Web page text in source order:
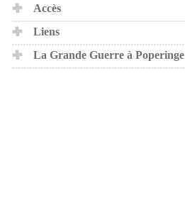
Accès
Liens
La Grande Guerre à Poperinge